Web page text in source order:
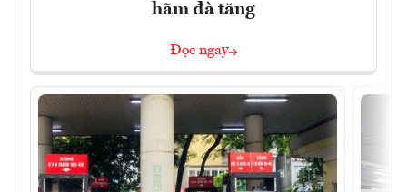
hãm đà tăng
Đọc ngay